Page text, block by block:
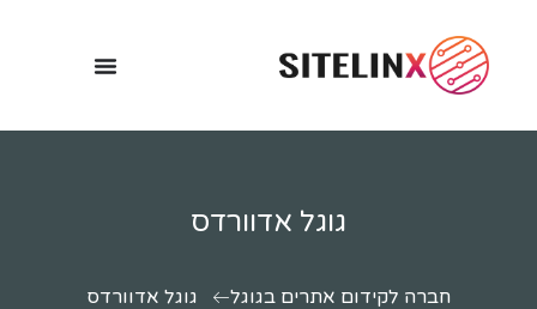
גוגל אדוורדס
חברה לקידום אתרים בגוגל גוגל אדוורדס